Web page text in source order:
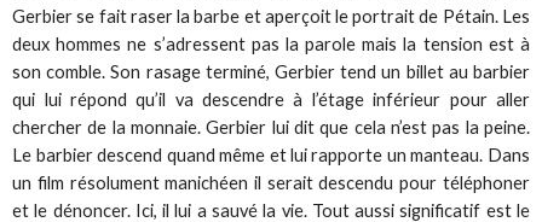
Gerbier se fait raser la barbe et aperçoit le portrait de Pétain. Les
deux hommes ne s’adressent pas la parole mais la tension est à
son comble. Son rasage terminé, Gerbier tend un billet au barbier
qui lui répond qu’il va descendre à l’étage inférieur pour aller
chercher de la monnaie. Gerbier lui dit que cela n’est pas la peine.
Le barbier descend quand même et lui rapporte un manteau. Dans
un film résolument manichéen il serait descendu pour téléphoner
et le dénoncer. Ici, il lui a sauvé la vie. Tout aussi significatif est le